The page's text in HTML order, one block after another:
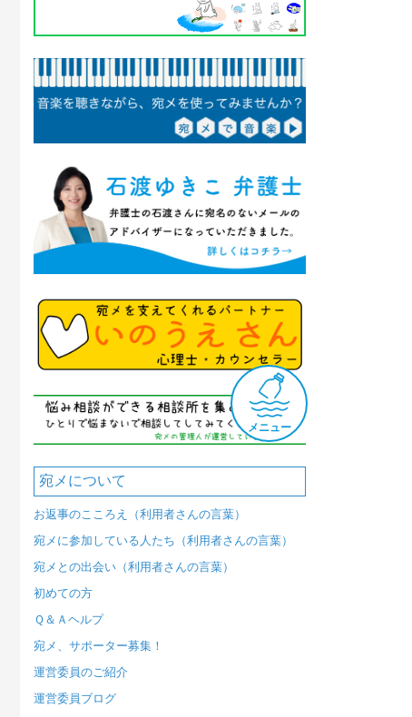
メニュー
宛メについて
お返事のこころえ（利用者さんの言葉）
宛メに参加している人たち（利用者さんの言葉）
宛メとの出会い（利用者さんの言葉）
初めての方
Ｑ＆Ａヘルプ
宛メ、サポーター募集！
運営委員のご紹介
運営委員ブログ